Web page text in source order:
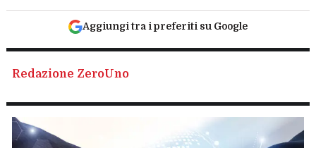
Aggiungi tra i preferiti su Google
Redazione ZeroUno